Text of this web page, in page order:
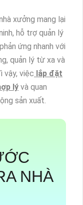
xưởng mang lại
hỗ trợ quản lý
ứng nhanh với
quản lý từ xa và
vậy, việc lắp đặt
lý và quan
sản xuất.
NHÀ